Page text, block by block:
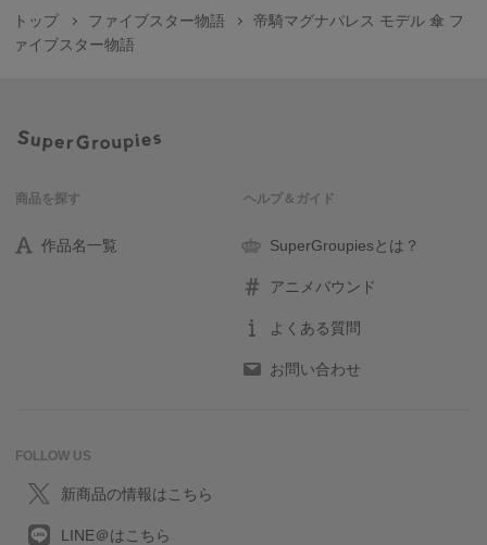
トップ ファイブスター物語
帝騎マグナパレス モデル 傘 フ
ァイブスター物語
商品を探す
作品名一覧
ヘルプ＆ガイド
SuperGroupiesとは？
アニメバウンド
よくある質問
お問い合わせ
FOLLOW US
新商品の情報はこちら
LINE＠はこちら